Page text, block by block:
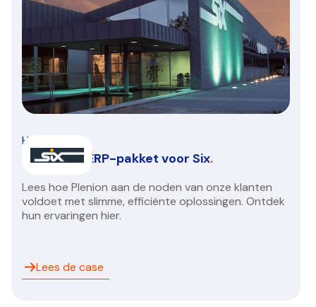
HVAC/R
Een nieuw ERP-pakket voor Six.
Lees hoe Plenion aan de noden van onze klanten
voldoet met slimme, efficiënte oplossingen. Ontdek
hun ervaringen hier.
Lees de case